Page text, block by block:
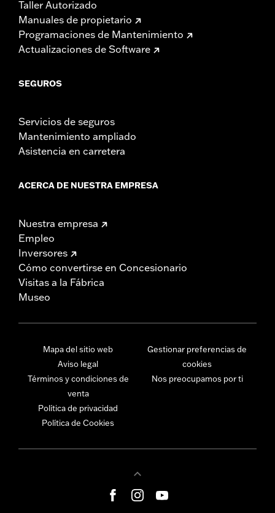
Taller Autorizado
Manuales de propietario
Programaciones de Mantenimiento
Actualizaciones de Software
SEGUROS
Servicios de seguros
Mantenimiento ampliado
Asistencia en carretera
ACERCA DE NUESTRA EMPRESA
Nuestra empresa
Empleo
Inversores
Cómo convertirse en Concesionario
Visitas a la Fábrica
Museo
Mapa del sitio web
Aviso legal
Términos y condiciones de
venta
Política de privacidad
Política de Cookies
Gestionar preferencias de
cookies
Nos preocupamos por ti